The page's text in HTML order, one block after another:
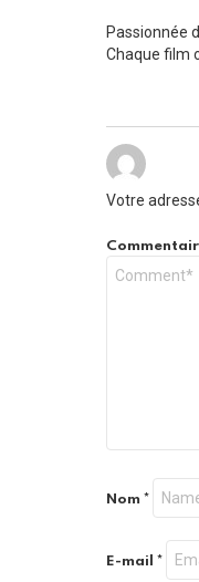
Passionnée
Chaque film
Votre
Nom *
E-mail *